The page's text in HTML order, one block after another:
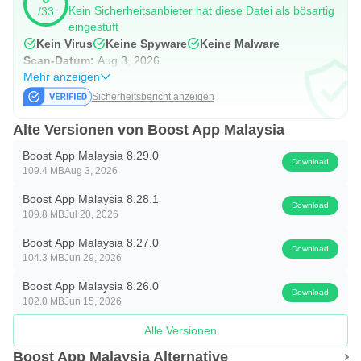
AutoBills richtet wiederkehrende Zahlungen ein, während
MultiBills mehrere Rechnungen in einem
Zahlungsvorgang zusammenfasst. ViewBills zeigt
konsolidierte Zahlungsinformationen, damit Nutzer leichter
Diese Funktionen sind nützlich für Haushalte, in denen
Telefon, Internet und Versorgerrechnungen regelmäßig
etwas Zeit nehmen, weil mehrere Rechnungsfunktionen
Boost PayFlex bietet eine „Jetzt kaufen, später zahlen“-
Option für geeignete Rechnungen und DuitNow-QR-
Händler. Das kann helfen, wenn eine Zahlung sofort
/33
Kein Sicherheitsanbieter hat diese Datei als bösartig
eingestuft
Kein Virus
Keine Spyware
Keine Malware
Scan-Datum: Aug 3, 2026
Mehr anzeigen
Sicherheitsbericht anzeigen
Alte Versionen von Boost App Malaysia
Boost App Malaysia 8.29.0
109.4 MBAug 3, 2026
Download
Boost App Malaysia 8.28.1
109.8 MBJul 20, 2026
Download
Boost App Malaysia 8.27.0
104.3 MBJun 29, 2026
Download
Boost App Malaysia 8.26.0
102.0 MBJun 15, 2026
Download
Alle Versionen
Boost App Malaysia Alternative